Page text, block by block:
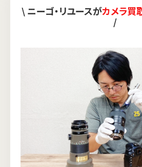
\ ニーゴ・リユースがカメラ買
/